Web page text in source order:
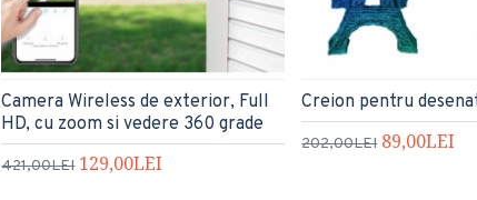
Camera Wireless de exterior, Full
HD, cu zoom si vedere 360 grade
421,00LEI 129,00LEI
Creion pentru
202,00LEI 89,00LEI